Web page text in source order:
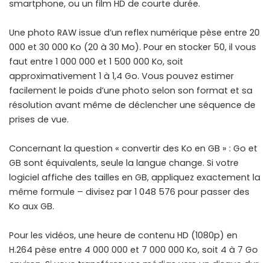
smartphone, ou un film HD de courte durée.
Une photo RAW issue d’un reflex numérique pèse entre 20
000 et 30 000 Ko (20 à 30 Mo). Pour en stocker 50, il vous
faut entre 1 000 000 et 1 500 000 Ko, soit
approximativement 1 à 1,4 Go. Vous pouvez estimer
facilement le poids d’une photo selon son format et sa
résolution avant même de déclencher une séquence de
prises de vue.
Concernant la question « convertir des Ko en GB » : Go et
GB sont équivalents, seule la langue change. Si votre
logiciel affiche des tailles en GB, appliquez exactement la
même formule – divisez par 1 048 576 pour passer des
Ko aux GB.
Pour les vidéos, une heure de contenu HD (1080p) en
H.264 pèse entre 4 000 000 et 7 000 000 Ko, soit 4 à 7 Go